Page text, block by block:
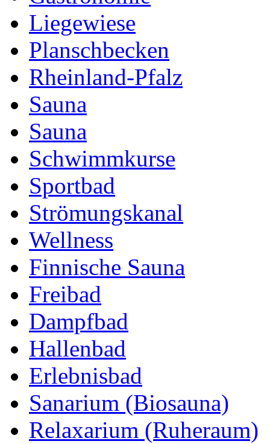
Liegewiese
Planschbecken
Rheinland-Pfalz
Sauna
Sauna
Schwimmkurse
Sportbad
Strömungskanal
Wellness
Finnische Sauna
Freibad
Dampfbad
Hallenbad
Erlebnisbad
Sanarium (Biosauna)
Relaxarium (Ruheraum)